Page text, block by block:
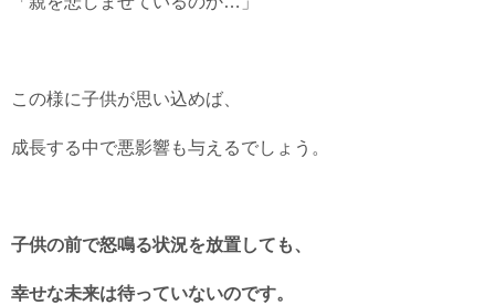
この様に子供が思い込めば、
成長する中で悪影響も与えるでしょう。
子供の前で怒鳴る状況を放置しても、
幸せな未来は待っていないのです。